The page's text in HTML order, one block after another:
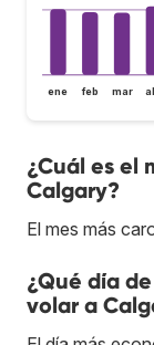
ene feb mar
¿Cuál es el
Calgary?
El mes más
¿Qué día
volar a